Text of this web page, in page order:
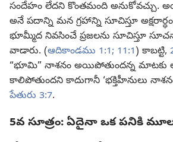
సందేహం లేదని కొంతమంది అనుకోవచ్చు.
అనే పదాన్ని మన గ్రహాన్ని సూచిస్తూ
భూమ్మీద నివసించే ప్రజలను సూచిస్తూ
వాడారు. (ఆదికాండము 1:1; 11:1) కాబట్టి,
“భూమి” నాశనం అయిపోతుందన్న మాటకు
కాలిపోతుందని కాదుగానీ ‘భక్తిహీనులు
పేతురు 3:7.
5వ సూత్రం: ఏదైనా ఒక పనికి